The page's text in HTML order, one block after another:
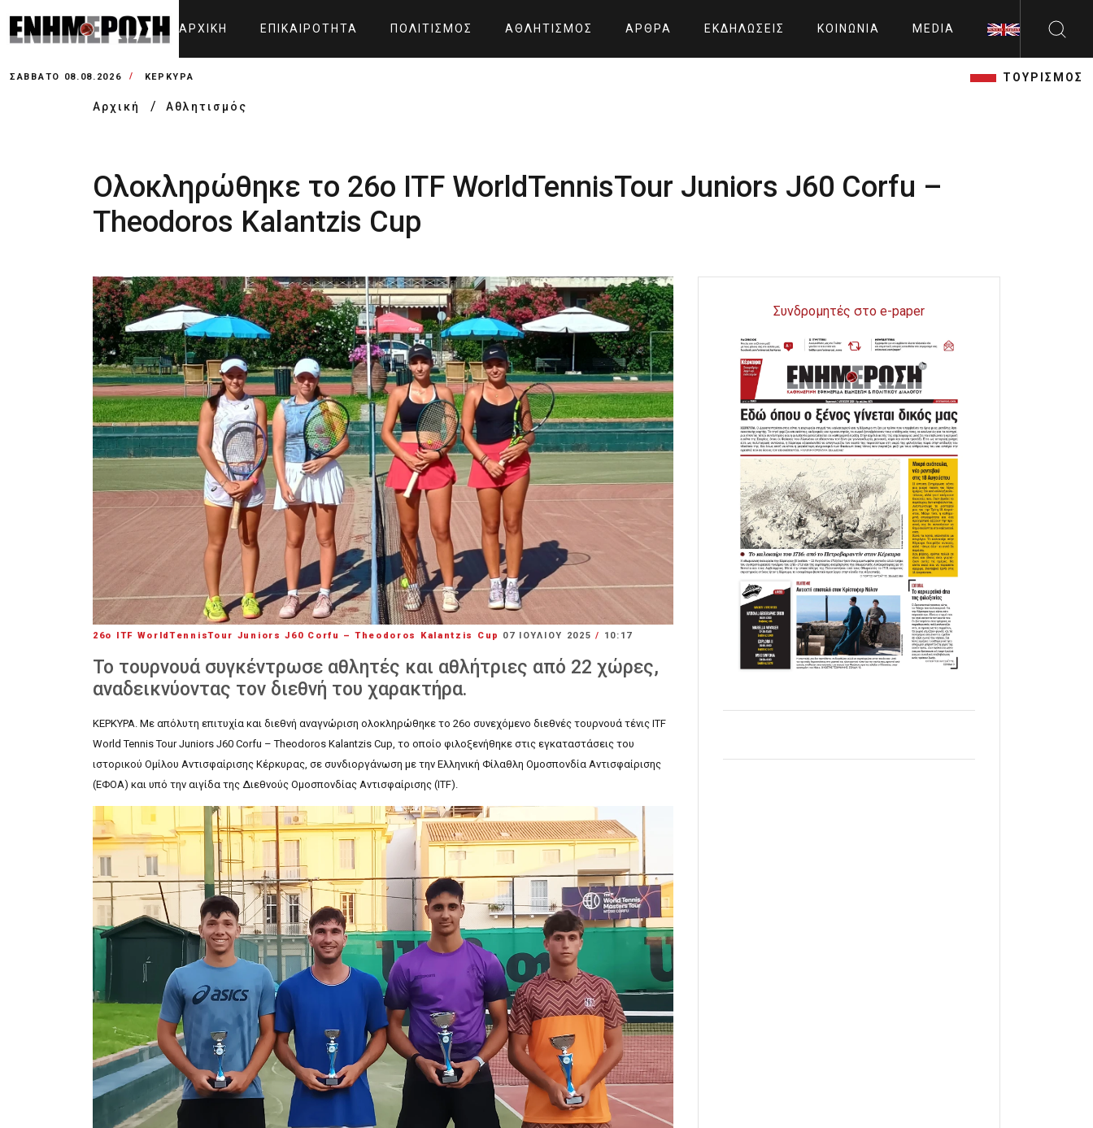
ΑΡΧΙΚΉ ΕΠΙΚΑΙΡΌΤΗΤΑ ΠΟΛΙΤΙΣΜΌΣ ΑΘΛΗΤΙΣΜΌΣ ΆΡΘΡΑ ΕΚΔΗΛΏΣΕΙΣ ΚΟΙΝΩΝΊΑ MEDIA
ΣΆΒΒΑΤΟ 08.08.2026 ΚΕΡΚΥΡΑ ΤΟΥΡΙΣΜΟΣ
Αρχική Αθλητισμός
Ολοκληρώθηκε το 26ο ITF WorldTennisTour Juniors J60 Corfu –
Theodoros Kalantzis Cup
26ο ITF WorldTennisTour Juniors J60 Corfu – Theodoros Kalantzis Cup 07 ΙΟΥΛΊΟΥ 2025/ 10:17
Το τουρνουά συγκέντρωσε αθλητές και αθλήτριες από 22 χώρες,
αναδεικνύοντας τον διεθνή του χαρακτήρα.
ΚΕΡΚΥΡΑ. Με απόλυτη επιτυχία και διεθνή αναγνώριση ολοκληρώθηκε το 26ο συνεχόμενο διεθνές τουρνουά τένις ITF
World Tennis Tour Juniors J60 Corfu – Theodoros Kalantzis Cup, το οποίο φιλοξενήθηκε στις εγκαταστάσεις του
ιστορικού Ομίλου Αντισφαίρισης Κέρκυρας, σε συνδιοργάνωση με την Ελληνική Φίλαθλη Ομοσπονδία Αντισφαίρισης
(ΕΦΟΑ) και υπό την αιγίδα της Διεθνούς Ομοσπονδίας Αντισφαίρισης (ITF).
Συνδρομητές στο e-paper